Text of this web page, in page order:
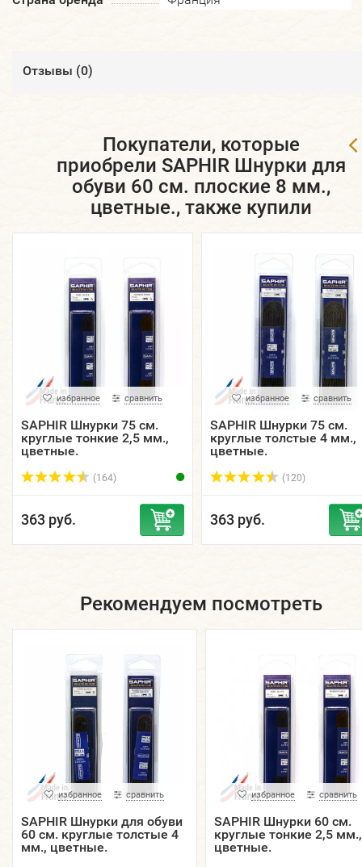
Отзывы (0)
Покупатели, которые
приобрели SAPHIR Шнурки для
обуви 60 см. плоские 8 мм.,
цветные., также купили
избранное сравнить
SAPHIR Шнурки 75 см.
круглые тонкие 2,5 мм.,
цветные.
(164)
363 руб.
избранное сравнить
SAPHIR Шнурки 75 см.
круглые толстые 4 мм.,
цветные.
(120)
363 руб.
Рекомендуем посмотреть
избранное сравнить
SAPHIR Шнурки для обуви
60 см. круглые толстые 4
мм., цветные.
избранное сравнить
SAPHIR Шнурки 60 см.
круглые тонкие 2,5 мм.,
цветные.